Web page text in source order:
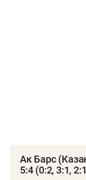
Ак Барс
5:4 (0:2, 3:1,